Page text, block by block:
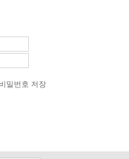
비밀번호 저장